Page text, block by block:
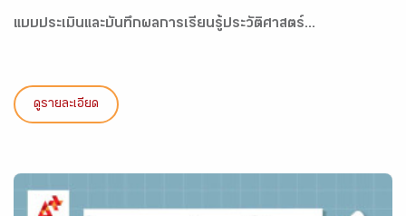
แบบประเมินและบันทึกผลการเรียนรู้ประวัติศาสตร์...
ดูรายละเอียด